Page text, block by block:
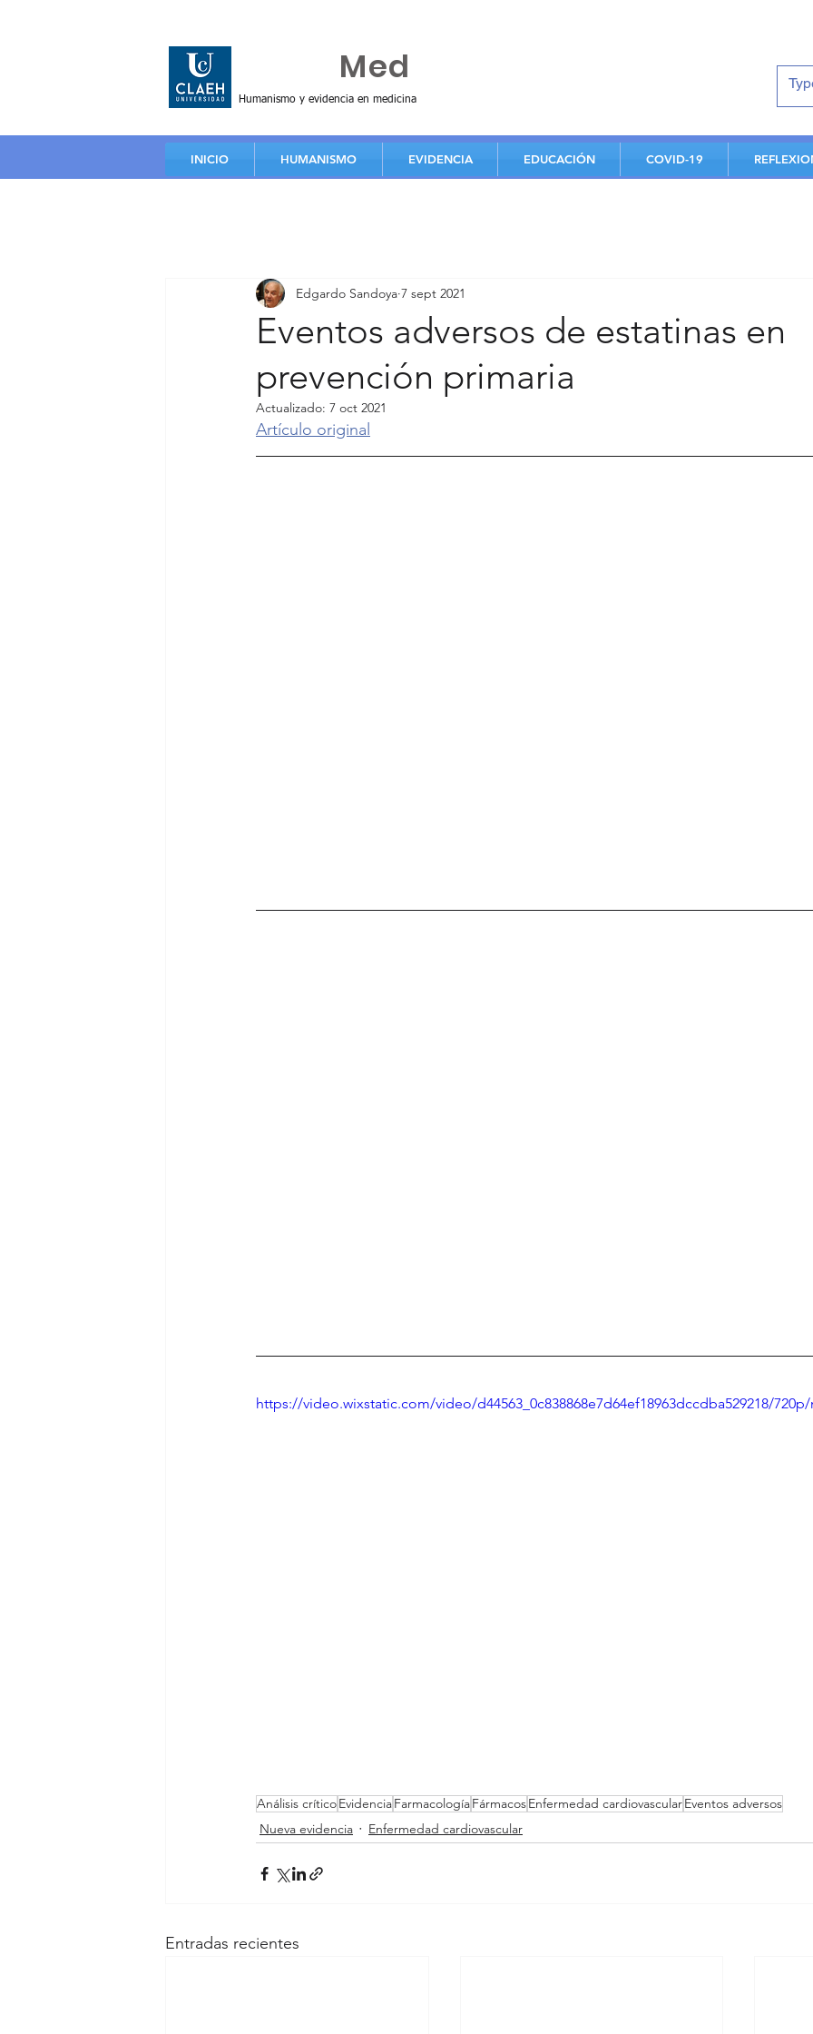
Humanismo y evidencia en medicina
Med
INICIO HUMANISMO EVIDENCIA EDUCACIÓN COVID-19
Eventos adversos de estatinas en
prevención primaria
Edgardo Sandoya 7 sept 2021
Actualizado: 7 oct 2021
Artículo original
https://video.wixstatic.com/video/d44563_0c838868e7d64ef18963dccdba529218/
Análisis críticoEvidenciaFarmacologíaFármacosEnfermedad cardiovascularEventos adversos
Nueva evidencia
Enfermedad cardiovascular
Entradas recientes